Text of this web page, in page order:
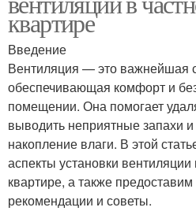
квартире
Введение
Вентиляция — это важнейшая
обеспечивающая комфорт и
помещении. Она помогает
выводить неприятные запахи
накопление влаги. В этой
аспекты установки
квартире, а также предоставим
рекомендации и советы.